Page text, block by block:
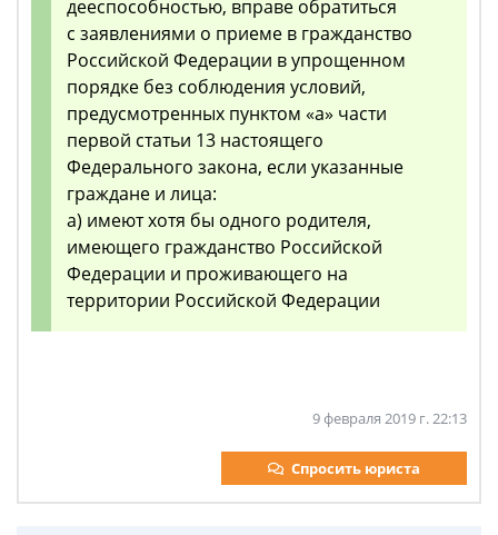
дееспособностью, вправе обратиться
с заявлениями о приеме в гражданство
Российской Федерации в упрощенном
порядке без соблюдения условий,
предусмотренных пунктом «а» части
первой статьи 13 настоящего
Федерального закона, если указанные
граждане и лица:
а) имеют хотя бы одного родителя,
имеющего гражданство Российской
Федерации и проживающего на
территории Российской Федерации
9 февраля 2019 г. 22:13
Спросить юриста